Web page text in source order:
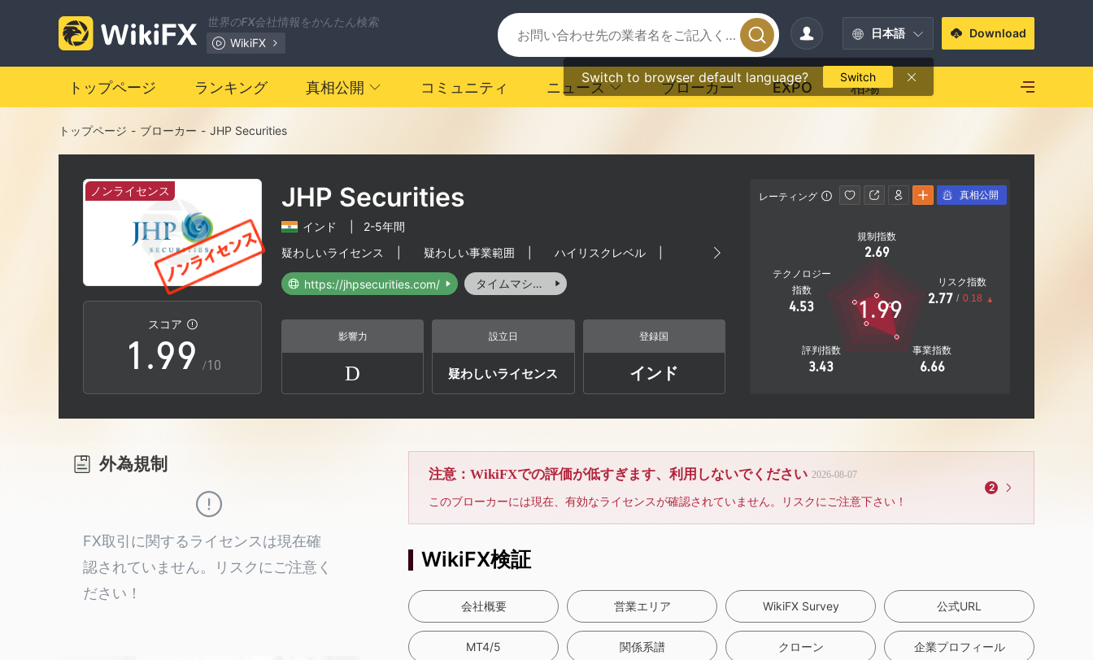
世界のFX会社情報をかんたん検索
WikiFX
日本語
Switch to browser default language? Switch
Download
トップページ ランキング 真相公開 コミュニティ ニュース ブローカー EXPO 相場
トップページ - ブローカー - JHP Securities
ノンライセンス
スコア
0
1
2
3
5
6
.
2
3
4
5
6
7
8
9
2
3
4
5
6
7
8
9 /10
JHP Securities
インド
2-5年間
疑わしいライセンス
疑わしい事業範囲 ハイリスクレベル
https://jhpsecurities.com/ タイムマシーン
影響力
D
設立日
疑わしいライセンス
登録国
インド
レーティング
規制指数
2.69
テクノロジー
指数
4.53
評判指数
3.43
事業指数
6.66
リスク指数
2.77 / 0.18
1.99
真相公開
外為規制
FX取引に関するライセンスは現在確
認されていません。リスクにご注意く
ださい！
注意：WikiFXでの評価が低すぎます、利用しないでください 2026-08-07
このブローカーには現在、有効なライセンスが確認されていません。リスクにご注意下さい！
2
WikiFX検証
会社概要 営業エリア WikiFX Survey 公式URL
MT4/5 関係系譜 クローン 企業プロフィール